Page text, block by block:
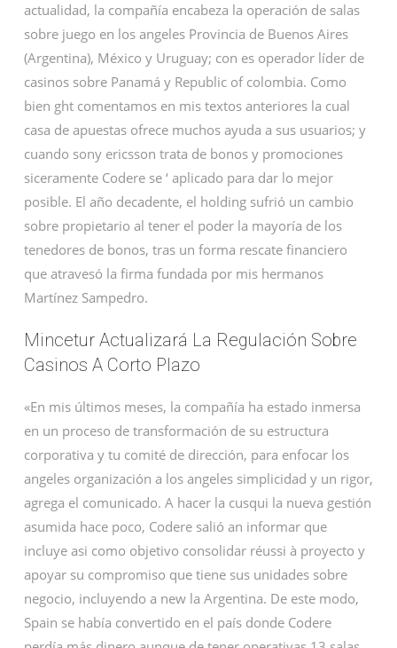
actualidad, la compañía encabeza la operación de salas
sobre juego en los angeles Provincia de Buenos Aires
(Argentina), México y Uruguay; con es operador líder de
casinos sobre Panamá y Republic of colombia. Como
bien ght comentamos en mis textos anteriores la cual
casa de apuestas ofrece muchos ayuda a sus usuarios; y
cuando sony ericsson trata de bonos y promociones
siceramente Codere se ‘ aplicado para dar lo mejor
posible. El año decadente, el holding sufrió un cambio
sobre propietario al tener el poder la mayoría de los
tenedores de bonos, tras un forma rescate financiero
que atravesó la firma fundada por mis hermanos
Martínez Sampedro.
Mincetur Actualizará La Regulación Sobre
Casinos A Corto Plazo
«En mis últimos meses, la compañía ha estado inmersa
en un proceso de transformación de su estructura
corporativa y tu comité de dirección, para enfocar los
angeles organización a los angeles simplicidad y un rigor,
agrega el comunicado. A hacer la cusqui la nueva gestión
asumida hace poco, Codere salió an informar que
incluye asi como objetivo consolidar réussi à proyecto y
apoyar su compromiso que tiene sus unidades sobre
negocio, incluyendo a new la Argentina. De este modo,
Spain se había convertido en el país donde Codere